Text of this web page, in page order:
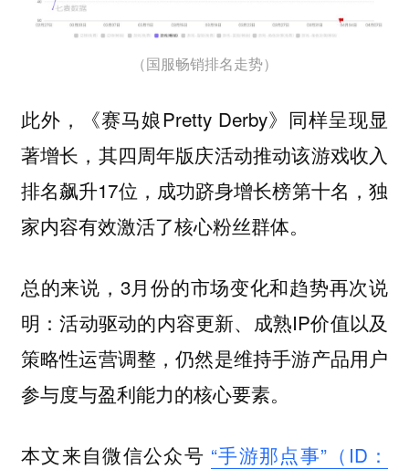
（国服畅销排名走势）
此外，《赛马娘Pretty Derby》同样呈现显
著增长，其四周年版庆活动推动该游戏收入
排名飙升17位，成功跻身增长榜第十名，独
家内容有效激活了核心粉丝群体。
总的来说，3月份的市场变化和趋势再次说
明：活动驱动的内容更新、成熟IP价值以及
策略性运营调整，仍然是维持手游产品用户
参与度与盈利能力的核心要素。
本文来自微信公众号 “手游那点事”（ID：